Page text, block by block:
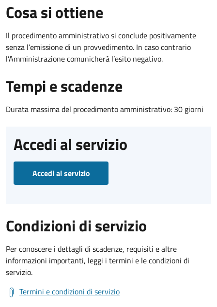
Cosa si ottiene
Il procedimento amministrativo si conclude positivamente
senza l’emissione di un provvedimento. In caso contrario
l’Amministrazione comunicherà l’esito negativo.
Tempi e scadenze
Durata massima del procedimento amministrativo: 30 giorni
Accedi al servizio
Accedi al servizio
Condizioni di servizio
Per conoscere i dettagli di scadenze, requisiti e altre
informazioni importanti, leggi i termini e le condizioni di
servizio.
Termini e condizioni di servizio